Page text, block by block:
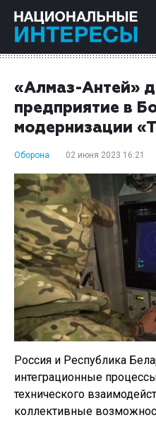
«Алмаз-Антей»
предприятие в
модернизации
Оборона 02 июня 2023 16:21
Россия и Республика
интеграционные
технического
коллективные